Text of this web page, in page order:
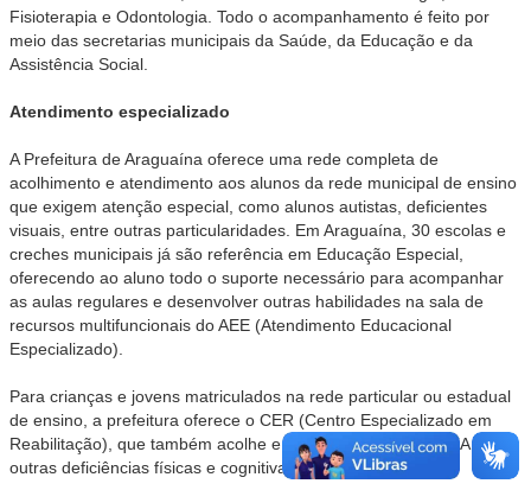
Fisioterapia e Odontologia. Todo o acompanhamento é feito por
meio das secretarias municipais da Saúde, da Educação e da
Assistência Social.
Atendimento especializado
A Prefeitura de Araguaína oferece uma rede completa de
acolhimento e atendimento aos alunos da rede municipal de ensino
que exigem atenção especial, como alunos autistas, deficientes
visuais, entre outras particularidades. Em Araguaína, 30 escolas e
creches municipais já são referência em Educação Especial,
oferecendo ao aluno todo o suporte necessário para acompanhar
as aulas regulares e desenvolver outras habilidades na sala de
recursos multifuncionais do AEE (Atendimento Educacional
Especializado).
Para crianças e jovens matriculados na rede particular ou estadual
de ensino, a prefeitura oferece o CER (Centro Especializado em
Reabilitação), que também acolhe e atende o público do TEA, entre
outras deficiências físicas e cognitivas.